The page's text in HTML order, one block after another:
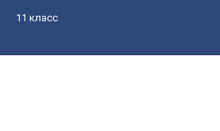
11 класс